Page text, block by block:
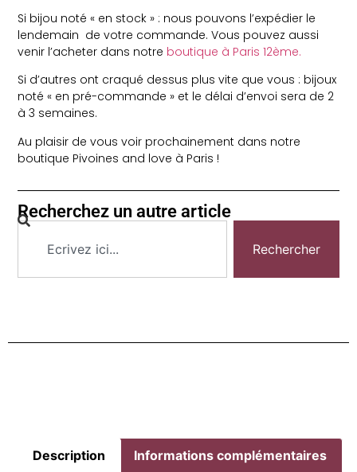
Si bijou noté « en stock » : nous pouvons l’expédier le
lendemain de votre commande. Vous pouvez aussi
venir l’acheter dans notre boutique à Paris 12ème.
Si d’autres ont craqué dessus plus vite que vous : bijoux
noté « en pré-commande » et le délai d’envoi sera de 2
à 3 semaines.
Au plaisir de vous voir prochainement dans notre
boutique Pivoines and love à Paris !
Recherchez un autre article
Rechercher
Description Informations complémentaires